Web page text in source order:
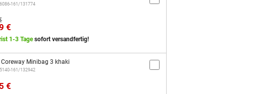
161/131774
€
1-3 Tagesofort versandfertig!
Minibag 3 khaki
161/132942
€